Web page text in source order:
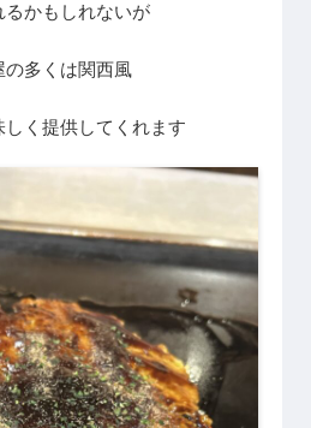
るかもしれないが
多くは関西風
く提供してくれます